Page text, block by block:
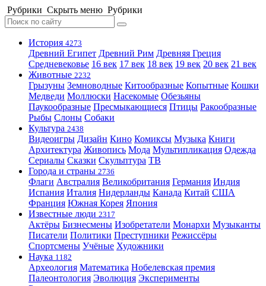
Рубрики Скрыть меню Рубрики
История 4273
Древний Египет Древний Рим Древняя Греция
Средневековье 16 век 17 век 18 век 19 век 20 век 21 век
Животные 2232
Грызуны Земноводные Китообразные Копытные Кошки
Медведи Моллюски Насекомые Обезьяны
Паукообразные Пресмыкающиеся Птицы Ракообразные
Рыбы Слоны Собаки
Культура 2438
Видеоигры Дизайн Кино Комиксы Музыка Книги
Архитектура Живопись Мода Мультипликация Одежда
Сериалы Сказки Скульптура ТВ
Города и страны 2736
Флаги Австралия Великобритания Германия Индия
Испания Италия Нидерланды Канада Китай США
Франция Южная Корея Япония
Известные люди 2317
Актёры Бизнесмены Изобретатели Монархи Музыканты
Писатели Политики Преступники Режиссёры
Спортсмены Учёные Художники
Наука 1182
Археология Математика Нобелевская премия
Палеонтология Эволюция Эксперименты